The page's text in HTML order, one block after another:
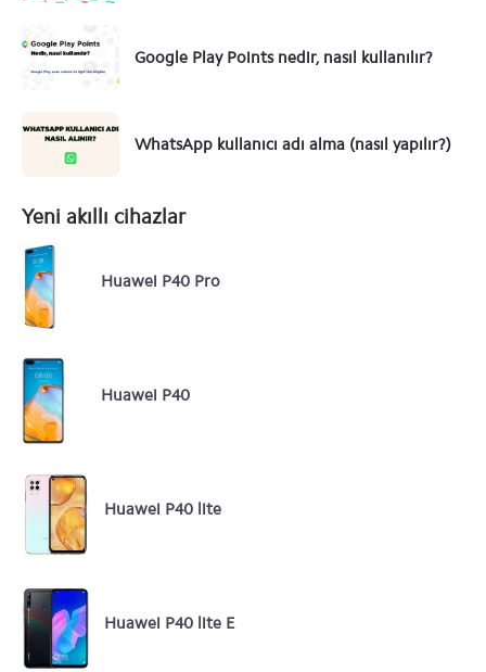
Google Play Points nedir, nasıl kullanılır?
WhatsApp kullanıcı adı alma (nasıl yapılır?)
Yeni akıllı cihazlar
Huawei P40 Pro
Huawei P40
Huawei P40 lite
Huawei P40 lite E